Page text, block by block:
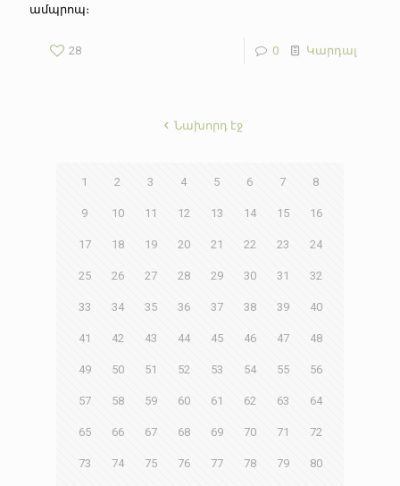
ամպրոպ։
28 0 Կարդալ
Նախորդ էջ
1 2 3 4 5 6 7 8
9 10 11 12 13 14 15 16
17 18 19 20 21 22 23 24
25 26 27 28 29 30 31 32
33 34 35 36 37 38 39 40
41 42 43 44 45 46 47 48
49 50 51 52 53 54 55 56
57 58 59 60 61 62 63 64
65 66 67 68 69 70 71 72
73 74 75 76 77 78 79 80